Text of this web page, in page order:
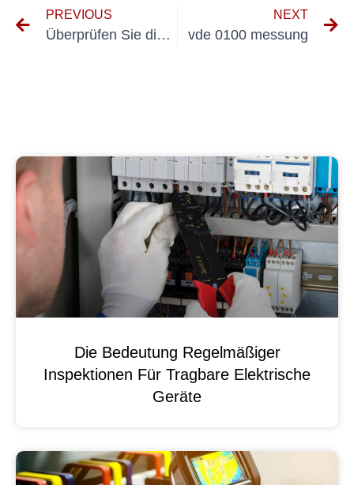
PREVIOUS
Überprüfen Sie die Geräteprüfung
NEXT
vde 0100 messung
Die Bedeutung Regelmäßiger
Inspektionen Für Tragbare Elektrische
Geräte